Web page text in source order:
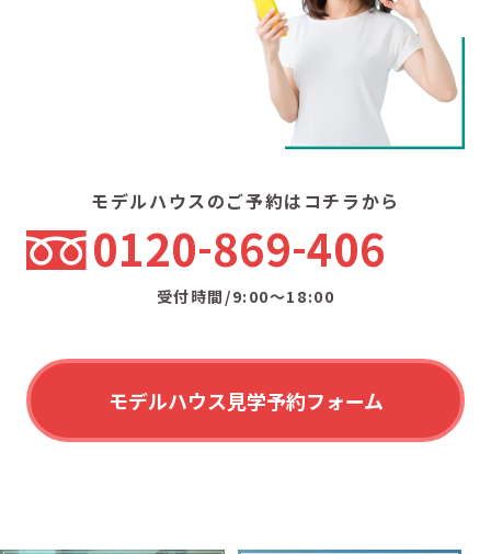
モデルハウスのご予約はコチラから
0120 869 406
受付時間/9:00〜18:00
モデルハウス見学予約フォーム